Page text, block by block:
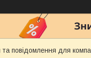
повідомлення для